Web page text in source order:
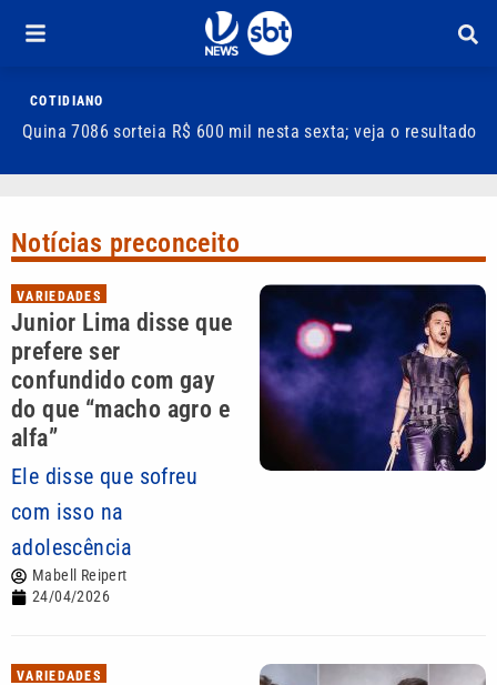
COTIDIANO
Quina 7086 sorteia R$ 600 mil nesta sexta; veja o resultado
Notícias preconceito
VARIEDADES
Junior Lima disse que
prefere ser
confundido com gay
do que “macho agro e
alfa”
Ele disse que sofreu
com isso na
adolescência
Mabell Reipert
24/04/2026
VARIEDADES